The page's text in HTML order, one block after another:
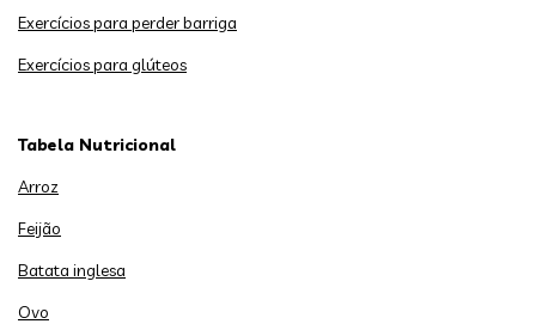
Exercícios para perder barriga
Exercícios para glúteos
Tabela Nutricional
Arroz
Feijão
Batata inglesa
Ovo